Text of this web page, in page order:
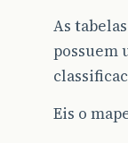
As
possuem
Eis o